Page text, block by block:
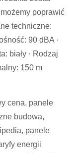
poprawić
techniczne:
90 dBA ·
biały · Rodzaj
150 m
cena, panele
budowa,
panele
energii